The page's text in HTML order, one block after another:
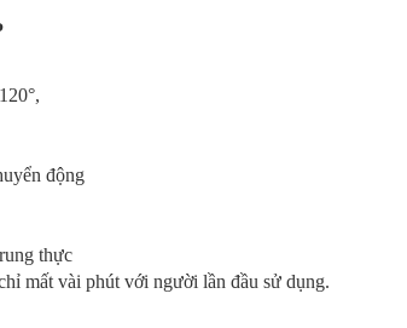
động
thực
mất vài phút với người lần đầu sử dụng.